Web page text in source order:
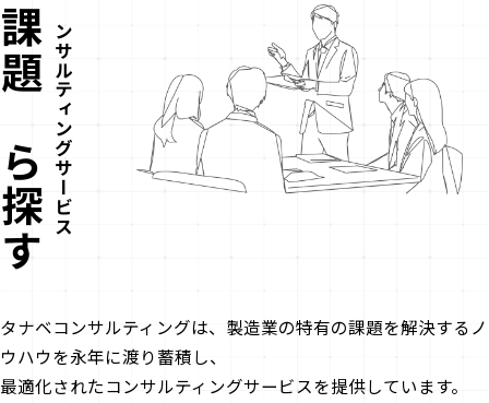
コンサルティングサービス
探す
タナベコンサルティングは、 製造業の特有の課題を解決する ノ
ウハウを永年に渡り蓄積し、
最適化されたコンサルティングサービスを提供しています。